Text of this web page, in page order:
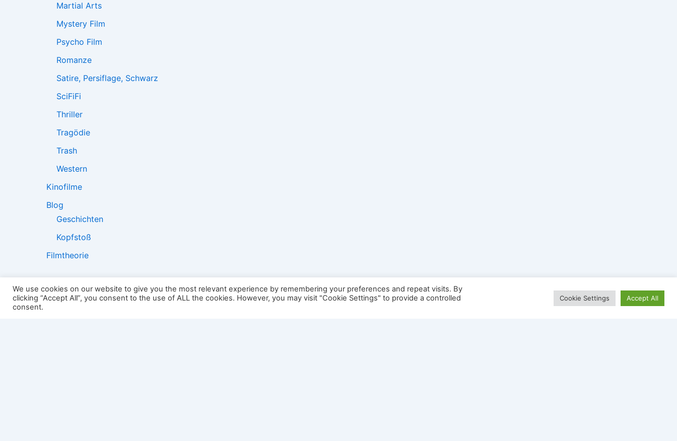
Martial Arts
Mystery Film
Psycho Film
Romanze
Satire, Persiflage, Schwarz
SciFiFi
Thriller
Tragödie
Trash
Western
Kinofilme
Blog
Geschichten
Kopfstoß
Filmtheorie
2501:
We use cookies on our website to give you the most relevant experience by remembering your preferences and repeat visits. By
clicking “Accept All”, you consent to the use of ALL the cookies. However, you may visit "Cookie Settings" to provide a controlled
consent.
Cookie Settings Accept All